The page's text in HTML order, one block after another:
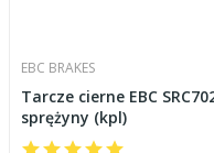
EBC BRAKES
Tarcze cierne EBC
sprężyny (kpl)